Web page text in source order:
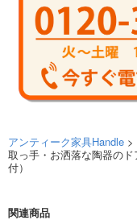
アンティーク家具Handle >
取っ手・お洒落な陶器の
付）
関連商品